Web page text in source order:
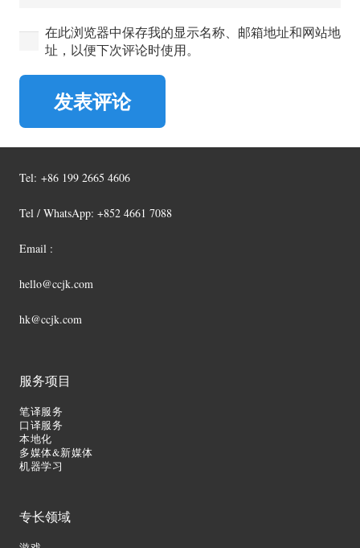
在此浏览器中保存我的显示名称、邮箱地址和网站地
址，以便下次评论时使用。
发表评论
Tel: +86 199 2665 4606
Tel / WhatsApp: +852 4661 7088
Email :
hello@ccjk.com
hk@ccjk.com
服务项目
笔译服务
口译服务
本地化
多媒体&新媒体
机器学习
专长领域